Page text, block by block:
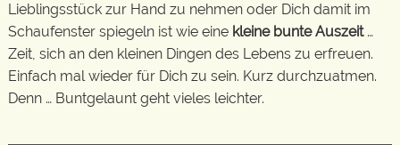
Lieblingsstück zur Hand zu nehmen oder Dich damit im
Schaufenster spiegeln ist wie eine kleine bunte Auszeit…
Zeit, sich an den kleinen Dingen des Lebens zu erfreuen.
Einfach mal wieder für Dich zu sein. Kurz durchzuatmen.
Denn … Buntgelaunt geht vieles leichter.